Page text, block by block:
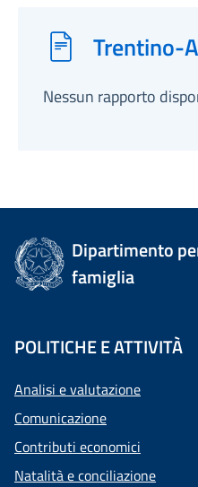
Trentino-
Nessun rapporto
Dipartimento
famiglia
POLITICHE E ATTIVITÀ
Analisi e valutazione
Comunicazione
Contributi economici
Natalità e conciliazione